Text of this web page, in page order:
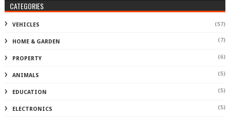
CATEGORIES
VEHICLES (57)
HOME & GARDEN (7)
PROPERTY (6)
ANIMALS (5)
EDUCATION (5)
ELECTRONICS (5)